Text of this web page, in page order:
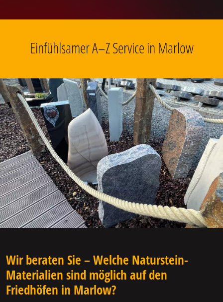
Einfühlsamer A–Z Service in Marlow
Wir beraten Sie – Welche Naturstein-
Materialien sind möglich auf den
Friedhöfen in Marlow?